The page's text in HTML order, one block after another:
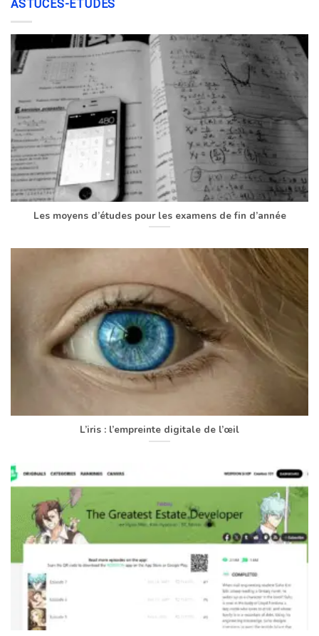
ASTUCES-ÉTUDES
Les moyens d’études pour les examens de fin d’année
L’iris : l’empreinte digitale de l’œil